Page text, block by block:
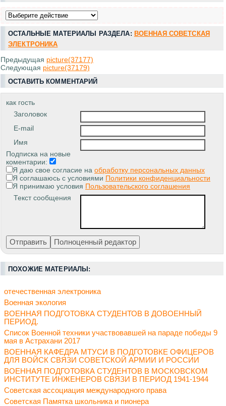
ОСТАЛЬНЫЕ МАТЕРИАЛЫ РАЗДЕЛА: ВОЕННАЯ СОВЕТСКАЯ
ЭЛЕКТРОНИКА
Предыдущая picture(37177)
Следующая picture(37179)
ОСТАВИТЬ КОММЕНТАРИЙ
как гость
Заголовок
E-mail
Имя
Подписка на новые
коментарии:
Я даю свое согласие на обработку персональных данных
Я соглашаюсь с условиями Политики конфиденциальности
Я принимаю условия Пользовательского соглашения
Текст сообщения
ПОХОЖИЕ МАТЕРИАЛЫ:
отечественная электроника
Военная экология
ВОЕННАЯ ПОДГОТОВКА СТУДЕНТОВ В ДОВОЕННЫЙ
ПЕРИОД.
Список Военной техники участвовавшей на параде победы 9
мая в Астрахани 2017
ВОЕННАЯ КАФЕДРА МТУСИ В ПОДГОТОВКЕ ОФИЦЕРОВ
ДЛЯ ВОЙСК СВЯЗИ СОВЕТСКОЙ АРМИИ И РОССИИ
ВОЕННАЯ ПОДГОТОВКА СТУДЕНТОВ В МОСКОВСКОМ
ИНСТИТУТЕ ИНЖЕНЕРОВ СВЯЗИ В ПЕРИОД 1941-1944
Советская ассоциация международного права
Советская Памятка школьника и пионера